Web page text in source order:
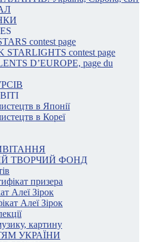
contest page
STARLIGHTS contest page
D’EUROPE, page du
в Японії
в Кореї
ТВОРЧИЙ ФОНД
призера
Алеї Зірок
Алеї Зірок
картину
УКРАЇНИ